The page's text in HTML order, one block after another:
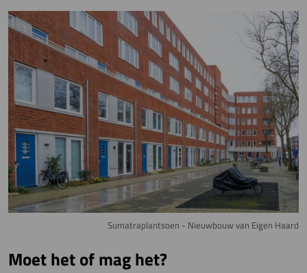
Image
Sumatraplantsoen - Nieuwbouw van Eigen Haard
Moet het of mag het?